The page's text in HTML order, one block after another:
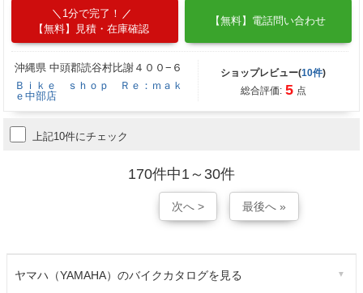
1分で完了！
【無料】見積・在庫確認
【無料】電話問い合わせ
沖縄県 中頭郡読谷村比謝４００−６
Ｂｉｋｅ ｓｈｏｐ Ｒｅ：ｍａｋ
ｅ中部店
ショップレビュー(10件)
総合評価: 5 点
上記10件にチェック
170件中1～30件
次へ > 最後へ »
ヤマハ（YAMAHA）のバイクカタログを見る